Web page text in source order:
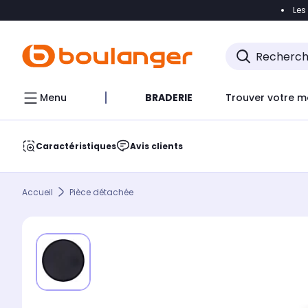
Accéder
Menu BRADERIE Trouver votre
Caractéristiques Avis clients
Accueil Pièce détachée